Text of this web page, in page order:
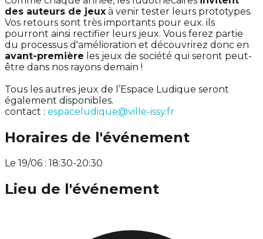
des auteurs de jeux à venir tester leurs prototypes.
Vos retours sont très importants pour eux. ils
pourront ainsi rectifier leurs jeux. Vous ferez partie
du processus d'amélioration et découvrirez donc en
avant-première les jeux de société qui seront peut-
être dans nos rayons demain !
Tous les autres jeux de l’Espace Ludique seront
également disponibles.
contact : espaceludique@ville-issy.fr
Horaires de l'événement
Le 19/06 : 18:30-20:30
Lieu de l'événement